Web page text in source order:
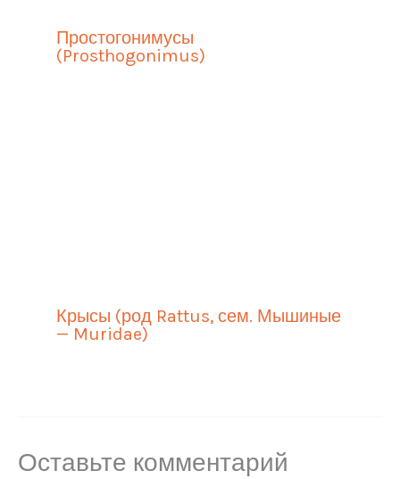
Простогонимусы
(Prosthogonimus)
Крысы (род Rattus, сем. Мышиные
— Muridae)
Оставьте комментарий